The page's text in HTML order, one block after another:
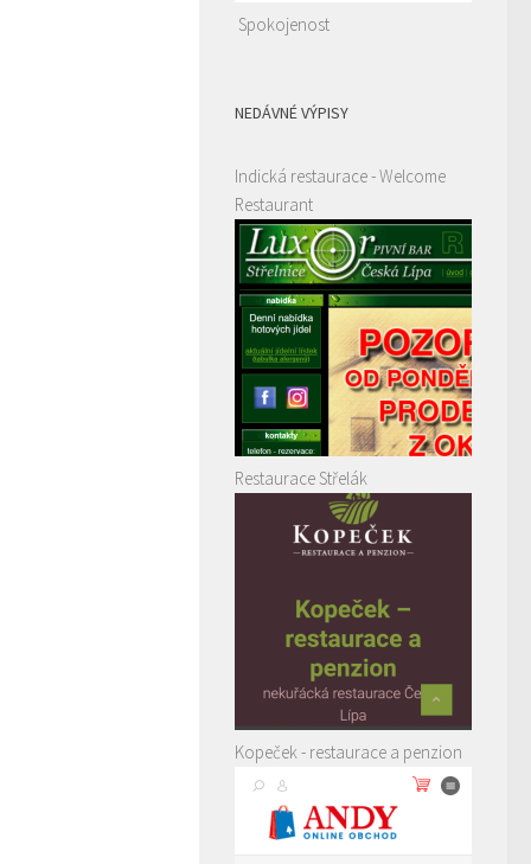
Spokojenost
NEDÁVNÉ VÝPISY
Indická restaurace - Welcome
Restaurant
Restaurace Střelák
Kopeček - restaurace a penzion